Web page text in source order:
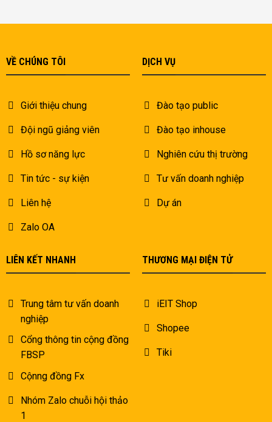
VỀ CHÚNG TÔI
Giới thiệu chung
Đội ngũ giảng viên
Hồ sơ năng lực
Tin tức - sự kiện
Liên hệ
Zalo OA
DỊCH VỤ
Đào tạo public
Đào tạo inhouse
Nghiên cứu thị trường
Tư vấn doanh nghiệp
Dự án
LIÊN KẾT NHANH
Trung tâm tư vấn doanh
nghiệp
Cổng thông tin cộng đồng
FBSP
Cộnng đồng Fx
Nhóm Zalo chuỗi hội thảo
1
THƯƠNG MẠI ĐIỆN TỬ
iEIT Shop
Shopee
Tiki